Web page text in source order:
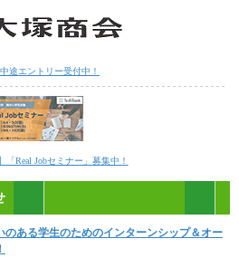
途エントリー受付中！
「Real Jobセミナー」募集中！
のある学生のためのインターンシップ＆オー